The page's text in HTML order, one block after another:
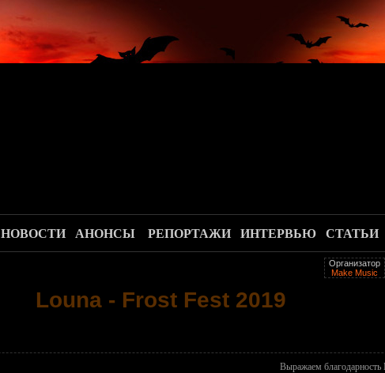
.
НОВОСТИ АНОНСЫ РЕПОРТАЖИ ИНТЕРВЬЮ СТАТЬИ
Louna - Frost Fest 2019
Организатор
Make Music
Выражаем